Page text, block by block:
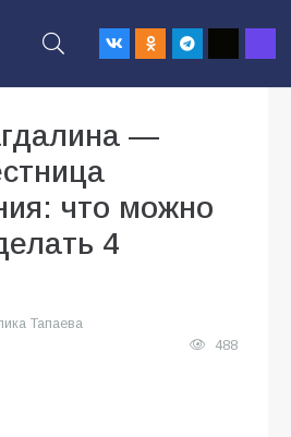
—
что можно
4
Тапаева
488